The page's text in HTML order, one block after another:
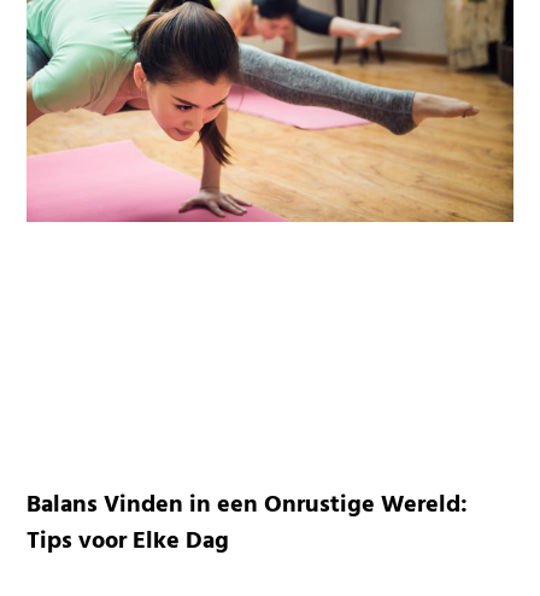
Balans Vinden in een Onrustige Wereld:
Tips voor Elke Dag